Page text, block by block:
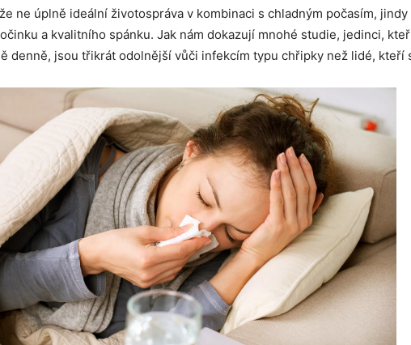
ne úplně ideální životospráva v kombinaci s chladným počasím, jindy
a kvalitního spánku. Jak nám dokazují mnohé studie, jedinci,
denně, jsou třikrát odolnější vůči infekcím typu chřipky než lidé, kteří